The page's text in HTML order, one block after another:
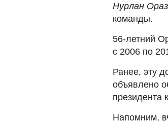
Нурлан
команды.
56-летний
с 2006 по
Ранее, эту
объявлено
президента
Напомним,